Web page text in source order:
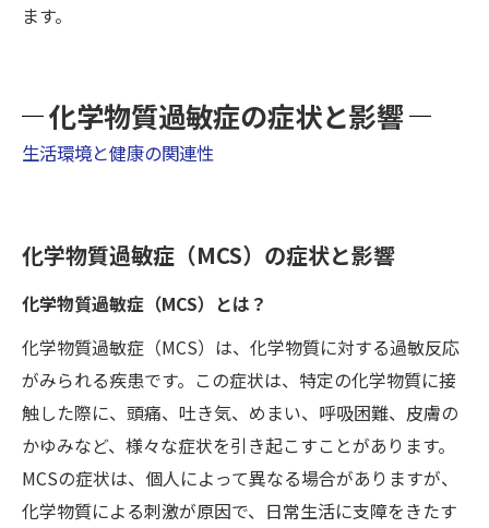
ます。
化学物質過敏症の症状と影響
生活環境と健康の関連性
化学物質過敏症（MCS）の症状と影響
化学物質過敏症（MCS）とは？
化学物質過敏症（MCS）は、化学物質に対する過敏反応
がみられる疾患です。この症状は、特定の化学物質に接
触した際に、頭痛、吐き気、めまい、呼吸困難、皮膚の
かゆみなど、様々な症状を引き起こすことがあります。
MCSの症状は、個人によって異なる場合がありますが、
化学物質による刺激が原因で、日常生活に支障をきたす